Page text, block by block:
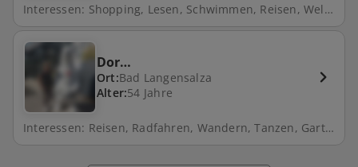
Interessen: Shopping, Lesen, Schwimmen, Reisen, Wellness, Spazieren, Natur, Freunde treffen, Kino, Theater, Filme schauen
Dor…
Ort:Bad Langensalza
Alter:54 Jahre
Interessen: Reisen, Radfahren, Wandern, Tanzen, Gartenarbeit